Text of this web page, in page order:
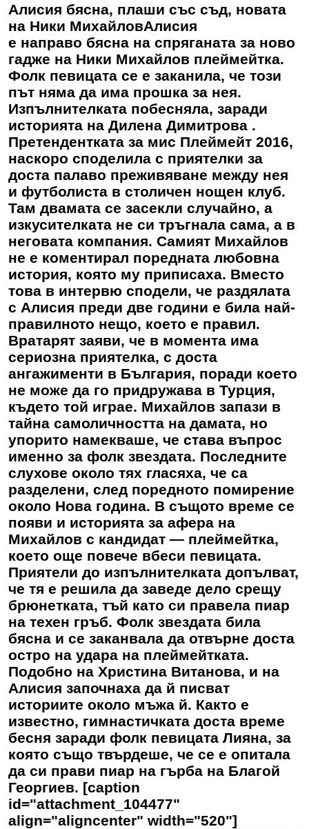
Алисия бясна, плаши със съд, новата
на Ники МихайловАлисия
е направо бясна на спряганата за ново
гадже на Ники Михайлов плеймейтка.
Фолк певицата се е заканила, че този
път няма да има прошка за нея.
Изпълнителката побесняла, заради
историята на Дилена Димитрова .
Претендентката за мис Плеймейт 2016,
наскоро споделила с приятелки за
доста палаво преживяване между нея
и футболиста в столичен нощен клуб.
Там двамата се засекли случайно, а
изкусителката не си тръгнала сама, а в
неговата компания. Самият Михайлов
не е коментирал поредната любовна
история, която му приписаха. Вместо
това в интервю сподели, че раздялата
с Алисия преди две години е била най-
правилното нещо, което е правил.
Вратарят заяви, че в момента има
сериозна приятелка, с доста
ангажименти в България, поради което
не може да го придружава в Турция,
където той играе. Михайлов запази в
тайна самоличността на дамата, но
упорито намекваше, че става въпрос
именно за фолк звездата. Последните
слухове около тях гласяха, че са
разделени, след поредното помирение
около Нова година. В същото време се
появи и историята за афера на
Михайлов с кандидат — плеймейтка,
което още повече вбеси певицата.
Приятели до изпълнителката допълват,
че тя е решила да заведе дело срещу
брюнетката, тъй като си правела пиар
на техен гръб. Фолк звездата била
бясна и се заканвала да отвърне доста
остро на удара на плеймейтката.
Подобно на Христина Витанова, и на
Алисия започнаха да й писват
историите около мъжа й. Както е
известно, гимнастичката доста време
бесня заради фолк певицата Лияна, за
която също твърдеше, че се е опитала
да си прави пиар на гърба на Благой
Георгиев. [caption
id="attachment_104477"
align="aligncenter" width="520"]